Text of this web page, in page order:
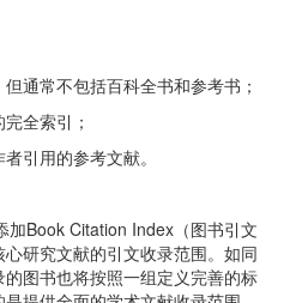
通常不包括百科全书和参考书；
全索引；
引用的参考文献。
Book Citation Index（图书引文
研究文献的引文收录范围。如同
图书也将按照一组定义完善的标